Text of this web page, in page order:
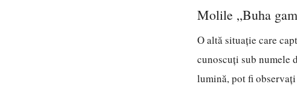
Molile „Buha
O altă situație care
cunoscuți sub numele
lumină, pot fi